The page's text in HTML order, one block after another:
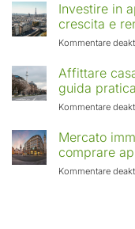
Investire in
crescita e
Kommentare
Affittare
guida pratica
Kommentare
Mercato
comprare
Kommentare